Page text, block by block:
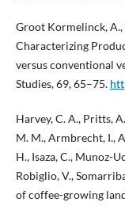
Groot Kormelinck, A.,
Characterizing
versus conventional
Studies, 69, 65–75.
Harvey, C. A., Pritts,
M. M., Armbrecht, I.,
H., Isaza, C., Munoz-
Robiglio, V.,
of coffee-growing